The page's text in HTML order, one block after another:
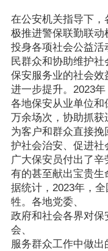
在公安机关指导下
极推进警保联勤联动
投身各项社会公益活
民群众和协助维护社
保安服务业的社会效
进一步提升。2023年
各地保安从业单位
万余场次，协助抓获
为客户和群众直接
护社会治安、 促进社
广大保安员付出了辛
有的甚至献出宝贵生
据统计，2023年，
牲。各地党委、
政府和社会各界对
会、
服务群众工作中做